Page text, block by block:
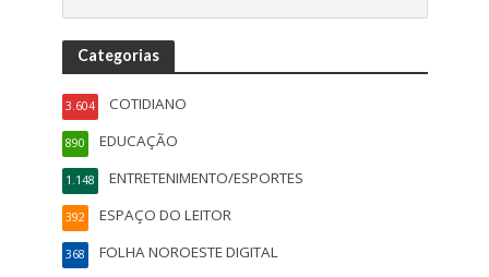
Categorias
COTIDIANO
3.604
EDUCAÇÃO
890
ENTRETENIMENTO/ESPORTES
1.148
ESPAÇO DO LEITOR
392
FOLHA NOROESTE DIGITAL
368